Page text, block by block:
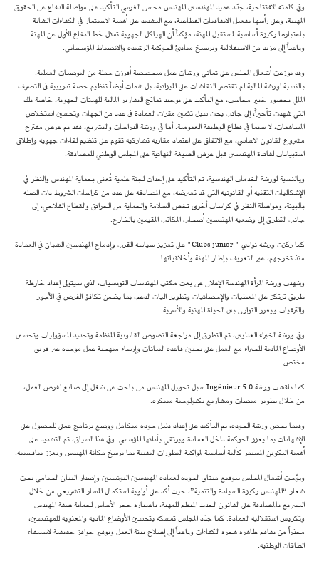
وفي كلمته الافتتاحية، جدّد عميد المهندسين المهندس محسن الغرسي التأكيد على مواصلة الدفاع عن الحقوق
المهنية، وعلى رأسها تفعيل الاتفاقيات القطاعية، مع التشديد على أهمية الاستثمار في الكفاءات الشابة
باعتبارها ركيزة أساسية لمستقبل المهنة، مؤكداً أن الهياكل الجهوية تمثل خط الدفاع الأول عن المهنة
وداعياً إلى مزيد من الاستقلالية وترسيخ مبادئ الحوكمة الرشيدة والانضباط المؤسساتي.
وقد توزعت أشغال المجلس على ثماني ورشات عمل متخصصة أفرزت جملة من التوصيات العملية.
بالنسبة لورشة المالية لم تقتصر النقاشات على الميزانية، بل شملت أيضاً تنظيم حصة تدريبية في التصرف
المالي بحضور خبير محاسب، مع التأكيد على توحيد نماذج التقارير المالية للهيئات الجهوية، خاصة تلك
التي شهدت تأخيراً، إلى جانب بحث سبل تثمين مقرات العمادة في عدد من الجهات وتحسين استخلاص
المساهمات، لا سيما في قطاع الوظيفة العمومية. أما في ورشة الدراسات والتشريع، فقد تم عرض مقترح
مشروع القانون الاساسي، مع الاتفاق على اعتماد مقاربة تشاركية تقوم على تنظيم لقاءات جهوية وإطلاق
استبيانات لفائدة المهندسين قبل عرض الصيغة النهائية على المجلس الوطني للمصادقة.
وبالنسبة لورشة الخدمات الهندسية، تم التأكيد على إحداث لجنة علمية تُعنى بحماية المهندس والنظر في
الإشكاليات التقنية أو القانونية التي قد تعترضه، مع المصادقة على عدد من كراسات الشروط ذات الصلة
بالبيئة، ومواصلة النظر في كراسات أخرى تخص السلامة والحماية من الحرائق والقطاع الفلاحي، إلى
جانب التطرق إلى وضعية المهندسين أصحاب المكاتب المقيمين بالخارج.
كما ركزت ورشة نوادي " Clubs junior" على تعزيز سياسة القرب وإدماج المهندسين الشبان في العمادة
منذ تخرجهم، عبر التعريف بإطار المهنة وأخلاقياتها.
وشهدت ورشة المرأة المهندسة الإعلان عن بعث مكتب المهندسات التونسيات، الذي سيتولى إعداد خارطة
طريق ترتكز على المعطيات والإحصائيات وتطوير آليات الدعم، بما يضمن تكافؤ الفرص في الأجور
والترقيات ويعزز التوازن بين الحياة المهنية والأسرية.
وفي ورشة الخبراء العدليين، تم التطرق إلى مراجعة النصوص القانونية المنظمة وتحديد المسؤوليات وتحسين
الأوضاع المادية للخبراء مع العمل على تحيين قاعدة البيانات وإرساء منهجية عمل موحدة عبر فريق
مختص.
كما ناقشت ورشة Ingénieur 5.0 سبل تحويل المهندس من باحث عن شغل إلى صانع لفرص العمل،
من خلال تطوير منصات ومشاريع تكنولوجية مبتكرة.
وفيما يخص ورشة الجودة، تم التأكيد على إعداد دليل جودة متكامل ووضع برنامج عملي للحصول على
الإشهادات بما يعزز الحوكمة داخل العمادة ويرتقي بأدائها المؤسسي. وفي هذا السياق، تم التشديد على
أهمية التكوين المستمر كآلية أساسية لمواكبة التطورات التقنية بما يرسخ مكانة المهندس ويعزز تنافسيته.
وتوّجت أشغال المجلس بتوقيع ميثاق الجودة لعمادة المهندسين التونسيين وإصدار البيان الختامي تحت
شعار “المهندس ركيزة السيادة والتنمية”، حيث أكد على أولوية استكمال المسار التشريعي من خلال
التسريع بالمصادقة على القانون الجديد المنظم للمهنة، باعتباره حجر الأساس لحماية صفة المهندس
وتكريس استقلالية العمادة. كما جدّد المجلس تمسكه بتحسين الأوضاع المادية والمعنوية للمهندسين،
محذراً من تفاقم ظاهرة هجرة الكفاءات وداعياً إلى إصلاح بيئة العمل وتوفير حوافز حقيقية لاستبقاء
الطاقات الوطنية.